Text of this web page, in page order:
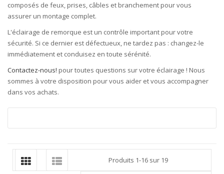
composés de feux, prises, câbles et branchement pour vous
assurer un montage complet.
L'éclairage de remorque est un contrôle important pour votre
sécurité. Si ce dernier est défectueux, ne tardez pas : changez-le
immédiatement et conduisez en toute sérénité.
Contactez-nous! pour toutes questions sur votre éclairage ! Nous
sommes à votre disposition pour vous aider et vous accompagner
dans vos achats.
Produits 1-16 sur 19